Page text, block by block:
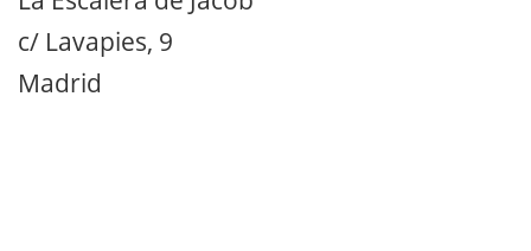
c/ Lavapies, 9
Madrid